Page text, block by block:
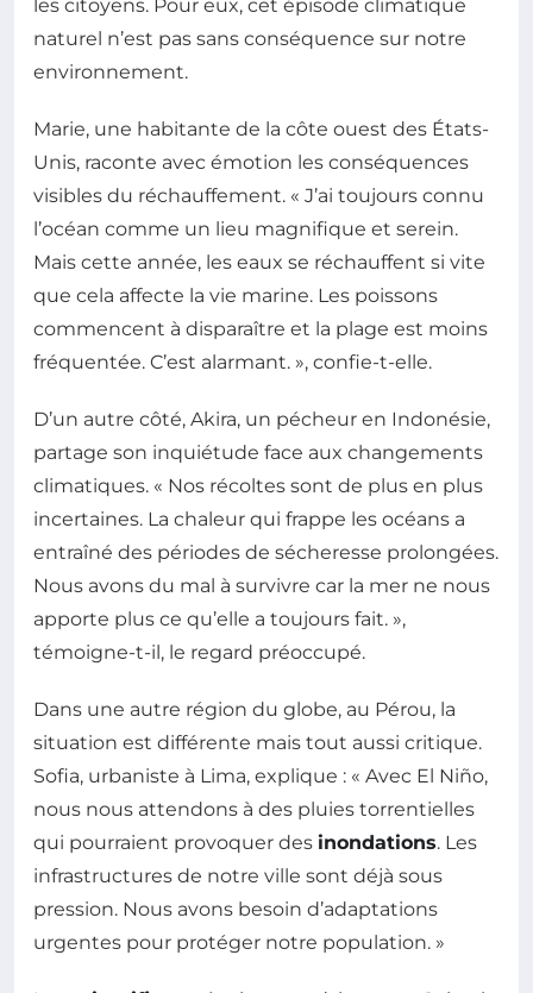
les citoyens. Pour eux, cet épisode climatique
naturel n’est pas sans conséquence sur notre
environnement.
Marie, une habitante de la côte ouest des États-
Unis, raconte avec émotion les conséquences
visibles du réchauffement. « J’ai toujours connu
l’océan comme un lieu magnifique et serein.
Mais cette année, les eaux se réchauffent si vite
que cela affecte la vie marine. Les poissons
commencent à disparaître et la plage est moins
fréquentée. C’est alarmant. », confie-t-elle.
D’un autre côté, Akira, un pécheur en Indonésie,
partage son inquiétude face aux changements
climatiques. « Nos récoltes sont de plus en plus
incertaines. La chaleur qui frappe les océans a
entraîné des périodes de sécheresse prolongées.
Nous avons du mal à survivre car la mer ne nous
apporte plus ce qu’elle a toujours fait. »,
témoigne-t-il, le regard préoccupé.
Dans une autre région du globe, au Pérou, la
situation est différente mais tout aussi critique.
Sofia, urbaniste à Lima, explique : « Avec El Niño,
nous nous attendons à des pluies torrentielles
qui pourraient provoquer des inondations. Les
infrastructures de notre ville sont déjà sous
pression. Nous avons besoin d’adaptations
urgentes pour protéger notre population. »